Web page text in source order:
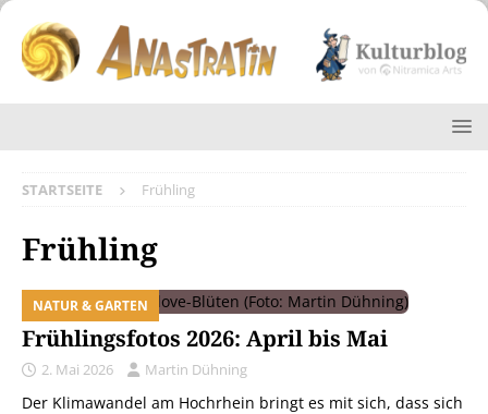
STARTSEITE Frühling
Frühling
NATUR & GARTEN
Frühlingsfotos 2026: April bis Mai
2. Mai 2026 Martin Dühning
Der Klimawandel am Hochrhein bringt es mit sich, dass sich